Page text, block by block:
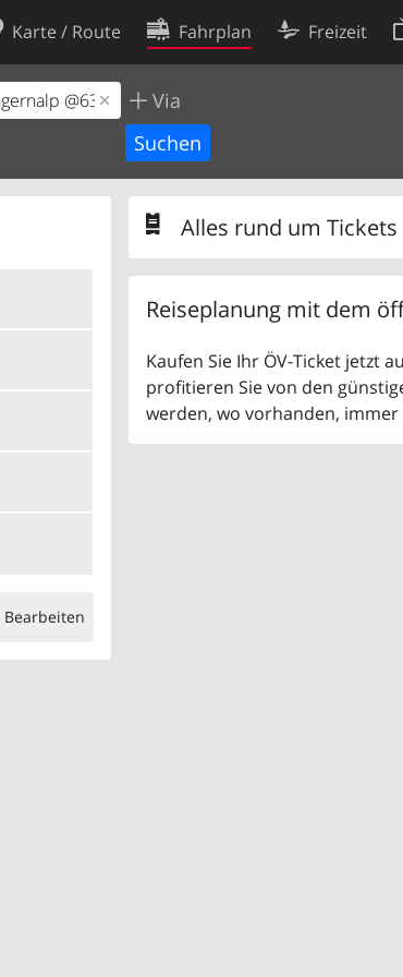
Karte / Route Fahrplan Freizeit
Via
Bearbeiten
Alles rund um Tickets
Reiseplanung mit dem
Kaufen Sie Ihr ÖV-Ticket jetzt
profitieren Sie von den
werden, wo vorhanden, immer
Cookie-Einstellungen